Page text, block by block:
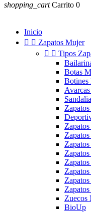
shopping_cart Carrito 0
Inicio
  Zapatos Mujer
  Tipos
Botas
Botines
Zuecos
BioUp